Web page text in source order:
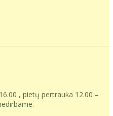
, pietų pertrauka 12.00 –